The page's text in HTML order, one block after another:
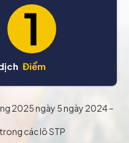
1
Điểm
2025 ngày 5 ngày 2024 –
các lô STP